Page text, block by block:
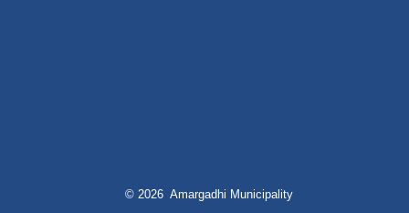
© 2026 Amargadhi Municipality